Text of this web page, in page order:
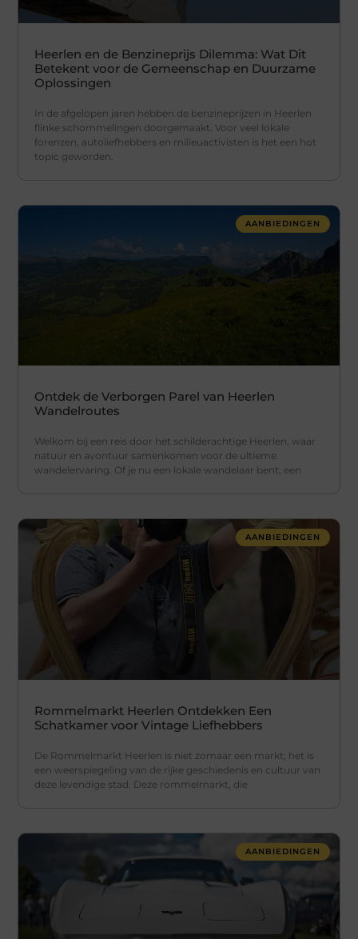
Heerlen en de Benzineprijs Dilemma: Wat Dit
Betekent voor de Gemeenschap en Duurzame
Oplossingen
In de afgelopen jaren hebben de benzineprijzen in Heerlen
flinke schommelingen doorgemaakt. Voor veel lokale
forenzen, autoliefhebbers en milieuactivisten is het een hot
topic geworden.
AANBIEDINGEN
Ontdek de Verborgen Parel van Heerlen
Wandelroutes
Welkom bij een reis door het schilderachtige Heerlen, waar
natuur en avontuur samenkomen voor de ultieme
wandelervaring. Of je nu een lokale wandelaar bent, een
AANBIEDINGEN
Rommelmarkt Heerlen Ontdekken Een
Schatkamer voor Vintage Liefhebbers
De Rommelmarkt Heerlen is niet zomaar een markt; het is
een weerspiegeling van de rijke geschiedenis en cultuur van
deze levendige stad. Deze rommelmarkt, die
AANBIEDINGEN